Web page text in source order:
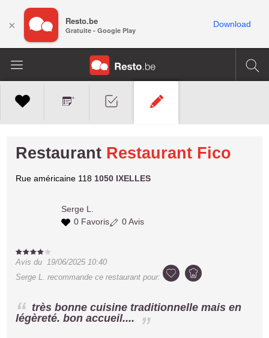
Restaurant Restaurant Fico
Rue américaine 118 1050 IXELLES
Serge L.
0 Favoris
0 Avis
Avis du19/06/2025 10:40
Serge L. recommande ce restaurant pour:
très bonne cuisine traditionnelle mais en
légèreté. bon accueil....
× Resto.be
Gratuite - Google Play
Download